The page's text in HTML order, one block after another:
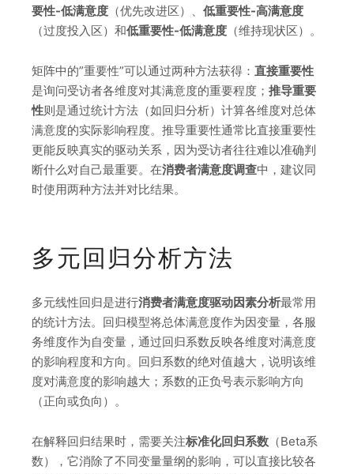
要性-低满意度 （优先改进区）、 低重要性-高满意度
（过度投入区）和低重要性-低满意度 （维持现状区）。
矩阵中的”重要性”可以通过两种方法获得： 直接重要性
是询问受访者各维度对其满意度的重要程度； 推导重要
性则是通过统计方法（如回归分析）计算各维度对总体
满意度的实际影响程度。推导重要性通常比直接重要性
更能反映真实的驱动关系，因为受访者往往难以准确判
断什么对自己最重要。在消费者满意度调查中，建议同
时使用两种方法并对比结果。
多元回归分析方法
多元线性回归是进行消费者满意度驱动因素分析最常用
的统计方法。回归模型将总体满意度作为因变量，各服
务维度作为自变量，通过回归系数反映各维度对满意度
的影响程度和方向。回归系数的绝对值越大，说明该维
度对满意度的影响越大；系数的正负号表示影响方向
（正向或负向）。
在解释回归结果时，需要关注标准化回归系数 （Beta系
数），它消除了不同变量量纲的影响，可以直接比较各